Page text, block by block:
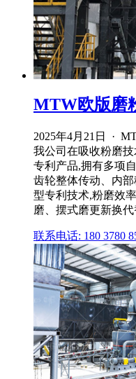
MTW欧版磨
2025年4月21日 ·
我公司在吸收粉磨
专利产品,拥有多项
齿轮整体传动、内
型专利技术,粉磨效
磨、摆式磨更新换
联系电话: 180 3780